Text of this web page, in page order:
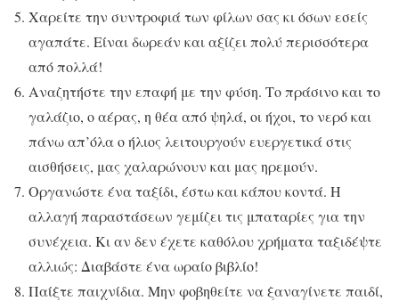
Χαρείτε την συντροφιά των φίλων σας κι όσων εσείς
αγαπάτε. Είναι δωρεάν και αξίζει πολύ περισσότερα
από πολλά!
Αναζητήστε την επαφή με την φύση. Το πράσινο και το
γαλάζιο, ο αέρας, η θέα από ψηλά, οι ήχοι, το νερό και
πάνω απ’όλα ο ήλιος λειτουργούν ευεργετικά στις
αισθήσεις, μας χαλαρώνουν και μας ηρεμούν.
Οργανώστε ένα ταξίδι, έστω και κάπου κοντά. Η
αλλαγή παραστάσεων γεμίζει τις μπαταρίες για την
συνέχεια. Κι αν δεν έχετε καθόλου χρήματα ταξιδέψτε
αλλιώς: Διαβάστε ένα ωραίο βιβλίο!
Παίξτε παιχνίδια. Μην φοβηθείτε να ξαναγίνετε παιδί,